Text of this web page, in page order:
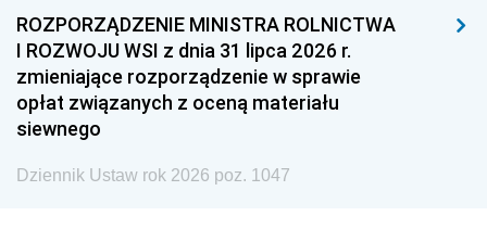
ROZPORZĄDZENIE MINISTRA ROLNICTWA
I ROZWOJU WSI z dnia 31 lipca 2026 r.
zmieniające rozporządzenie w sprawie
opłat związanych z oceną materiału
siewnego
Dziennik Ustaw rok 2026 poz. 1047